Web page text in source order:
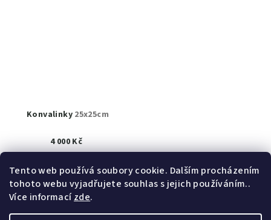
Tento web používá soubory cookie. Dalším procházením
tohoto webu vyjadřujete souhlas s jejich používáním..
Více informacízde.
Konvalinky 25x25cm
4 000 Kč
Detail